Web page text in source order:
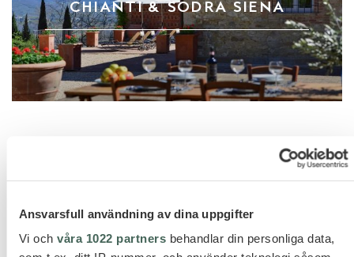
Ansvarsfull användning av dina uppgifter
Vi och våra 1022 partnersbehandlar din personliga data,
CHIANTI & SÖDRA SIENA
FLORENS